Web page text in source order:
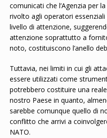
comunicati che l’Agenzia per
rivolto agli operatori
livello di attenzione,
attenzione soprattutto a
noto, costituiscono l’anello
Tuttavia, nei limiti in cui gli
essere utilizzati come
potrebbero costituire una
nostro Paese in quanto,
sarebbe comunque quello di
conflitto che arrivi a
NATO.